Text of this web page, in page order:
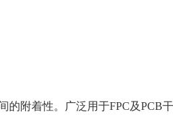
附着性。广泛用于FPC及PCB